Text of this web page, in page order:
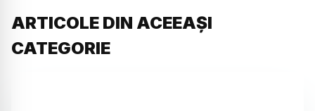
ARTICOLE DIN ACEEAȘI
CATEGORIE